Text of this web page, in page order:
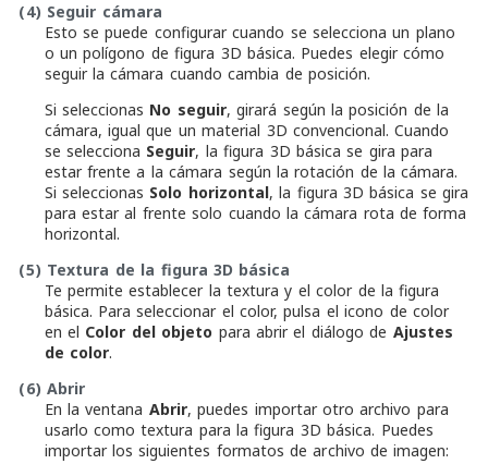
(4) Seguir cámara
Esto se puede configurar cuando se selecciona un plano
o un polígono de figura 3D básica. Puedes elegir cómo
seguir la cámara cuando cambia de posición.
Si seleccionas No seguir, girará según la posición de la
cámara, igual que un material 3D convencional. Cuando
se selecciona Seguir, la figura 3D básica se gira para
estar frente a la cámara según la rotación de la cámara.
Si seleccionas Solo horizontal, la figura 3D básica se gira
para estar al frente solo cuando la cámara rota de forma
horizontal.
(5) Textura de la figura 3D básica
Te permite establecer la textura y el color de la figura
básica. Para seleccionar el color, pulsa el icono de color
en el Color del objeto para abrir el diálogo de Ajustes
de color.
(6) Abrir
En la ventana Abrir, puedes importar otro archivo para
usarlo como textura para la figura 3D básica. Puedes
importar los siguientes formatos de archivo de imagen: